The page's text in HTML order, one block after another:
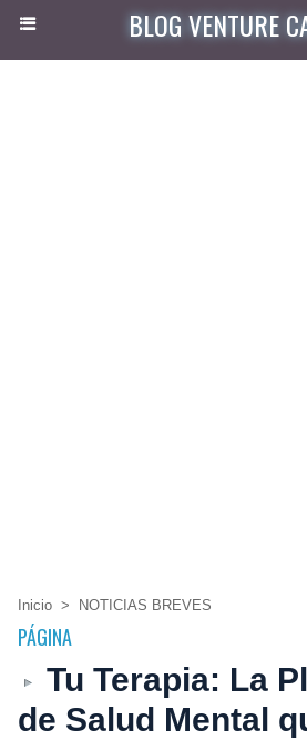
BLOG VENTURE
Inicio > NOTICIAS BREVES
PÁGINA
Tu Terapia: La
de Salud Mental